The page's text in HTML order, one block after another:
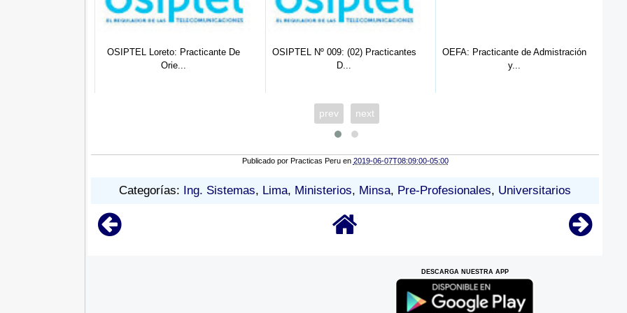
OSIPTEL Loreto: Practicante De
Orie...
OSIPTEL Nº 009: (02) Practicantes
D...
OEFA: Practicante de Admistración
y...
prev next
Publicado por Practicas Peru en 2019-06-07T08:09:00-05:00
Categorías: Ing. Sistemas, Lima, Ministerios, Minsa, Pre-Profesionales, Universitarios
DESCARGA NUESTRA APP